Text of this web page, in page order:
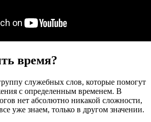
время?
служебных слов, которые помогут
с определенным временем. В
нет абсолютно никакой сложности,
уже знаем, только в другом значении.